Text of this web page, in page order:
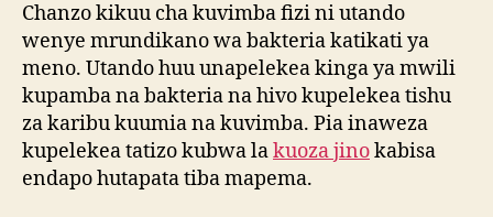
Chanzo kikuu cha kuvimba fizi ni utando
wenye mrundikano wa bakteria katikati ya
meno. Utando huu unapelekea kinga ya mwili
kupamba na bakteria na hivo kupelekea tishu
za karibu kuumia na kuvimba. Pia inaweza
kupelekea tatizo kubwa lakuoza jinokabisa
endapo hutapata tiba mapema.